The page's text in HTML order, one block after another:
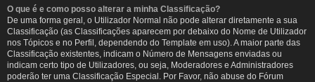
O que é e como posso alterar a minha Classificação?
De uma forma geral, o Utilizador Normal não pode alterar diretamente a sua
Classificação (as Classificações aparecem por debaixo do Nome de Utilizador
nos Tópicos e no Perfil, dependendo do Template em uso). A maior parte das
Classificação existentes, indicam o Número de Mensagens enviadas ou
indicam certo tipo de Utilizadores, ou seja, Moderadores e Administradores
poderão ter uma Classificação Especial. Por Favor, não abuse do Fórum